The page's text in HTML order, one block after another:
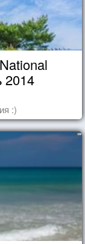
2014
:)